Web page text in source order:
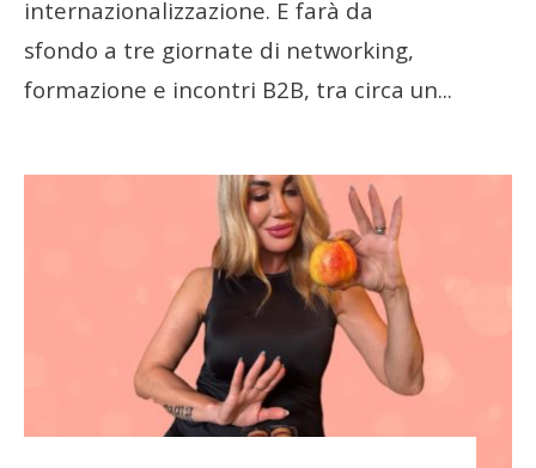
internazionalizzazione. E farà da
sfondo a tre giornate di networking,
formazione e incontri B2B, tra circa un...